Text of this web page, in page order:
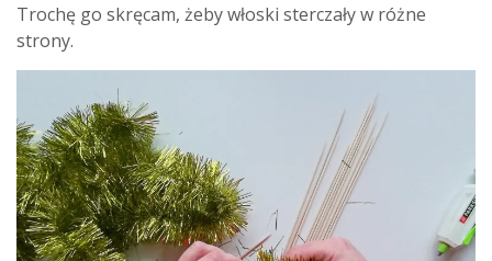
Trochę go skręcam, żeby włoski sterczały w różne
strony.